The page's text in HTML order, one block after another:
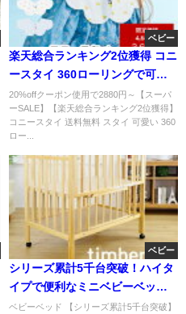
ベビー
楽天総合ランキング2位獲得 コニ
ースタイ 360ローリングで可愛
い人気ベビースタイ
20%offクーポン使用で2880円～【スーパ
ーSALE】【楽天総合ランキング2位獲得】
コニースタイ 送料無料 スタイ 可愛い 360
ロー...
ベビー
シリーズ累計5千台突破！ハイタ
イプで便利なミニベビーベッド
徹底解説
ベビーベッド 【シリーズ累計5千台突破】